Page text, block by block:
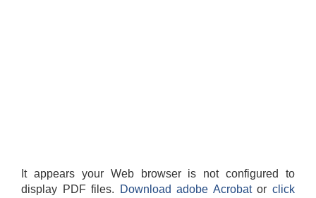
It appears your Web browser is not configured to
display PDF files.
Download adobe Acrobatorclick